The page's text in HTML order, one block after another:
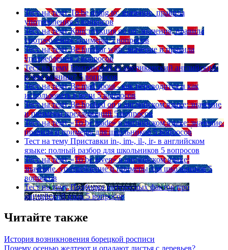
Тест на тему To be going to: значение, правила
употребления 5 вопросов
Тест на тему Конструкция go on: значения, правила
употребления, примеры 5 вопросов
Тест на тему Be familiar with: значение и правила
употребления 5 вопросов
Тест на тему Британский vs американский английский:
в чем разница? 5 вопросов
Тест на тему Be mad about - как переводится и как
использовать в речи 5 вопросов
Тест на тему Be hooked on в английском языке: значение
и примеры предложений 5 вопросов
Тест на тему «To be made» в английском языке: значение,
правила и примеры для школьников 5 вопросов
Тест на тему Приставки in-, im-, il-, ir- в английском
языке: полный разбор для школьников 5 вопросов
Тест на тему «To be given» в английском языке:
значение, употребление и примеры для школьников 5
вопросов
Тест на тему Подборка интересных фактов про
английский язык 5 вопросов
Читайте также
История возникновения борецкой росписи